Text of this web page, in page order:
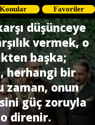
Konular Favoriler
düşünceye
vermek, o
başka;
herhangi bir
zaman, onun
güç zoruyla
direnir.